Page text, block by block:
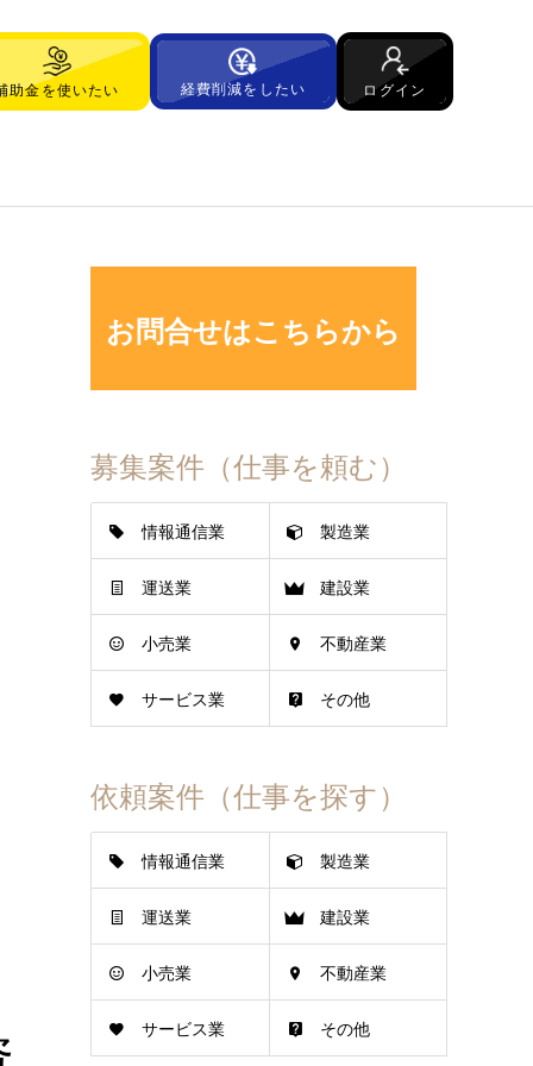
助金を使いたい 経費削減をしたい ログイン
お問合せはこちらから
募集案件（仕事を頼む）
情報通信業 製造業
運送業 建設業
小売業 不動産業
サービス業 その他
依頼案件（仕事を探す）
情報通信業 製造業
運送業 建設業
小売業 不動産業
サービス業 その他